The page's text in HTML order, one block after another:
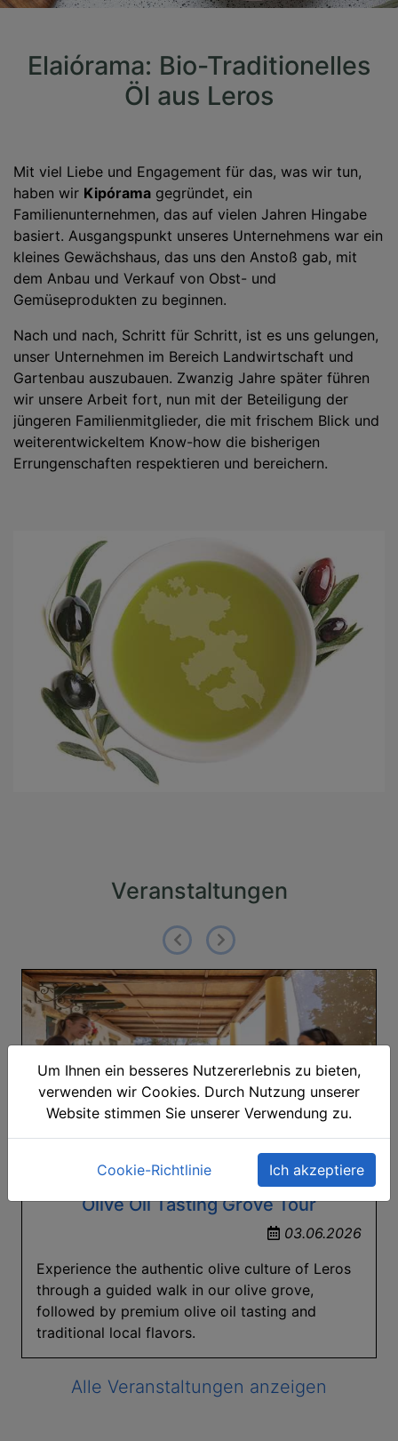
Elaiórama: Bio-Traditionelles
Öl aus Leros
Mit viel Liebe und Engagement für das, was wir tun,
haben wir Kipórama gegründet, ein
Familienunternehmen, das auf vielen Jahren Hingabe
basiert. Ausgangspunkt unseres Unternehmens war ein
kleines Gewächshaus, das uns den Anstoß gab, mit
dem Anbau und Verkauf von Obst- und
Gemüseprodukten zu beginnen.
Nach und nach, Schritt für Schritt, ist es uns gelungen,
unser Unternehmen im Bereich Landwirtschaft und
Gartenbau auszubauen. Zwanzig Jahre später führen
wir unsere Arbeit fort, nun mit der Beteiligung der
jüngeren Familienmitglieder, die mit frischem Blick und
weiterentwickeltem Know-how die bisherigen
Errungenschaften respektieren und bereichern.
Veranstaltungen
Olive Oil Tasting Grove Tour
03.06.2026
Experience the authentic olive culture of Leros
through a guided walk in our olive grove,
followed by premium olive oil tasting and
traditional local flavors.
Alle Veranstaltungen anzeigen
Um Ihnen ein besseres Nutzererlebnis zu bieten,
verwenden wir Cookies. Durch Nutzung unserer
Website stimmen Sie unserer Verwendung zu.
Cookie-Richtlinie Ich akzeptiere